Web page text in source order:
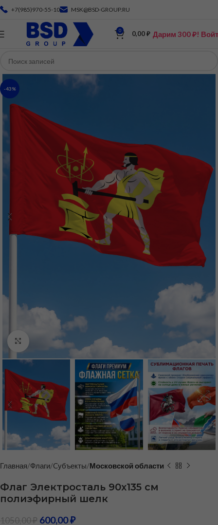
+7(985)970-55-10 MSK@BSD-GROUP.RU
0 0,00₽ Дарим 300 ₽!
-43%
Нажмите, чтобы увеличить
Главная Флаги Cубъекты Московской области
Флаг Электросталь 90х135 см
полиэфирный шелк
1050,00₽ 600,00₽